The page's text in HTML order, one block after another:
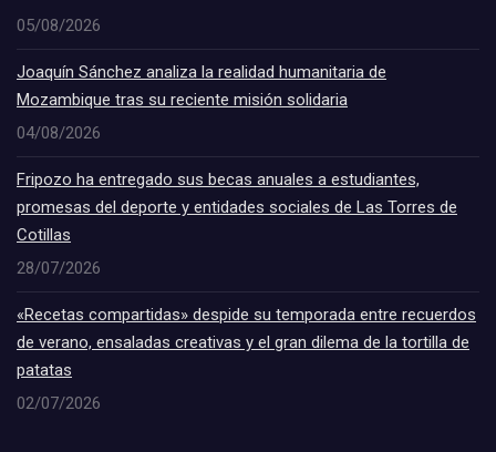
05/08/2026
Joaquín Sánchez analiza la realidad humanitaria de
Mozambique tras su reciente misión solidaria
04/08/2026
Fripozo ha entregado sus becas anuales a estudiantes,
promesas del deporte y entidades sociales de Las Torres de
Cotillas
28/07/2026
«Recetas compartidas» despide su temporada entre recuerdos
de verano, ensaladas creativas y el gran dilema de la tortilla de
patatas
02/07/2026